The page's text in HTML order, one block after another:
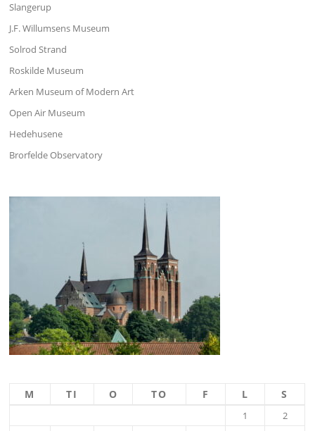
Slangerup
J.F. Willumsens Museum
Solrod Strand
Roskilde Museum
Arken Museum of Modern Art
Open Air Museum
Hedehusene
Brorfelde Observatory
M TI O TO F L S
1
2